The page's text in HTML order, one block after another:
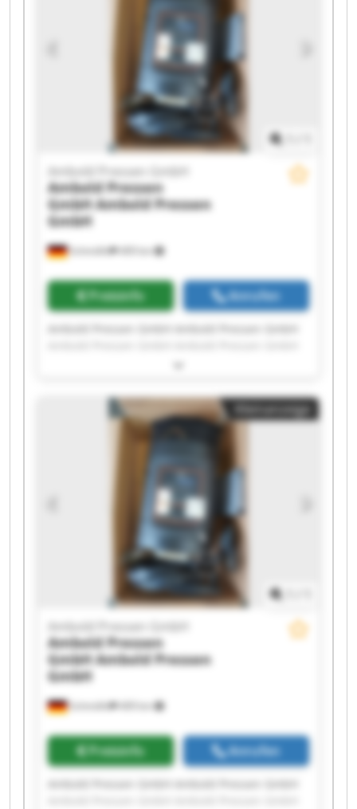
Ambold Pressen GmbH Ambold Pressen GmbH
Schmölln 409 km
Ambold Pressen GmbH
Ambold Pressen
GmbHAmbold Pressen
GmbH
Preisinfo Anrufen
Ambold Pressen GmbH Ambold Pressen GmbH
Ambold Pressen GmbH Ambold Pressen GmbH
Ambold Pressen GmbH Ambold Pressen GmbH
Ambold Pressen GmbH Ambold Pressen GmbH
Ambold Pressen GmbH Ambold Pressen GmbH
Ambold Pressen GmbH Ambold Pressen GmbH
Kleinanzeige
Schmölln 409 km
Ambold Pressen GmbH
Ambold Pressen
GmbHAmbold Pressen
GmbH
Preisinfo Anrufen